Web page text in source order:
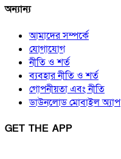
অন্যান্য
আমাদের সম্পর্কে
যোগাযোগ
নীতি ও শর্ত
ব্যবহার নীতি ও শর্ত
গোপনীয়তা এবং নীতি
ডাউনলোড মোবাইল অ্যাপ
GET THE APP